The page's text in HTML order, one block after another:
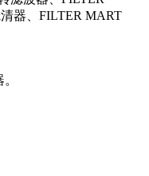
器、FILTER MART